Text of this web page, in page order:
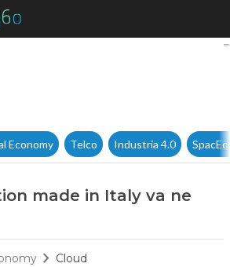
La Collaboration made in
Economy Telco Industria 4.0
made in Italy va ne
Cloud